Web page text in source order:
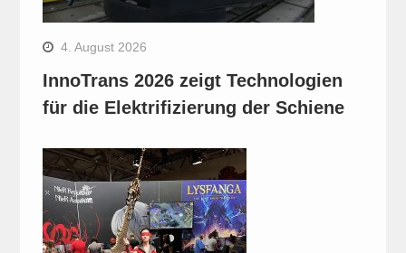
4. August 2026
InnoTrans 2026 zeigt Technologien
für die Elektrifizierung der Schiene